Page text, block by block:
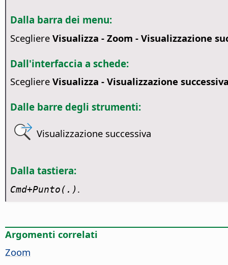
Dalla barra dei menu:
Scegliere Visualizza - Zoom - Visualizzazione
Dall'interfaccia a schede:
Scegliere Visualizza - Visualizzazione successiva
Dalle barre degli strumenti:
Visualizzazione successiva
Dalla tastiera:
Cmd+Punto(.).
Argomenti correlati
Zoom